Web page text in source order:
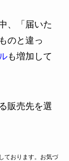
、「届いた
のと違っ
も増加して
販売先を選
ております。お気づ